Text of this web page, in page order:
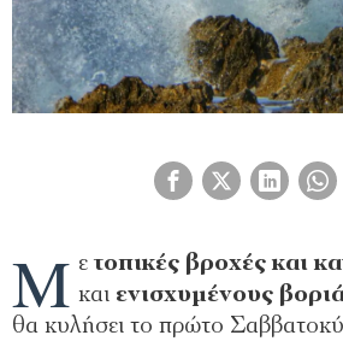
Μ ετοπικές βροχές και
και ενισχυμένους
θα κυλήσει το πρώτο